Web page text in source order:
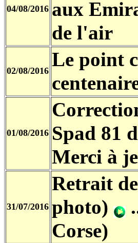
04/08/2016 aux
de l'air
02/08/2016 Le point
01/08/2016 Spad 81
Merci à
31/07/2016
Retrait
photo)
Corse)